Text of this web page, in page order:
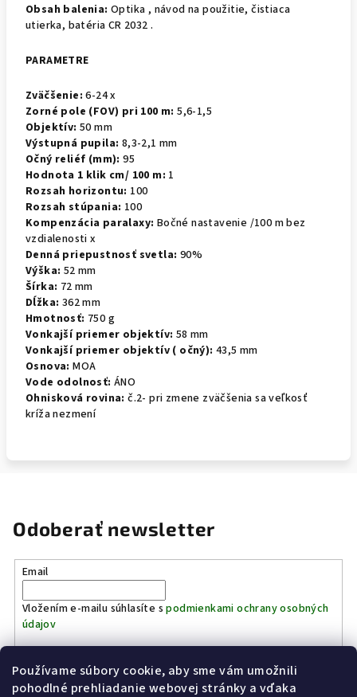
Používame súbory cookie, aby sme vám umožnili
pohodlné prehliadanie webovej stránky a vďaka
Obsah balenia: Optika , návod na použitie, čistiaca
utierka, batéria CR 2032 .
PARAMETRE
Zväčšenie: 6-24 x
Zorné pole (FOV) pri 100 m: 5,6-1,5
Objektív: 50 mm
Výstupná pupila: 8,3-2,1 mm
Očný reliéf (mm): 95
Hodnota 1 klik cm/ 100 m: 1
Rozsah horizontu: 100
Rozsah stúpania: 100
Kompenzácia paralaxy: Bočné nastavenie /100 m bez
vzdialenosti x
Denná priepustnosť svetla: 90%
Výška: 52 mm
Šírka: 72 mm
Dĺžka: 362 mm
Hmotnosť: 750 g
Vonkajší priemer objektív: 58 mm
Vonkajší priemer objektív ( očný): 43,5 mm
Osnova: MOA
Vode odolnosť: ÁNO
Ohnisková rovina: č.2- pri zmene zväčšenia sa veľkosť
kríža nezmení
Odoberať newsletter
Email
Vložením e-mailu súhlasíte spodmienkami ochrany osobných
údajov
Prihlásiť sa